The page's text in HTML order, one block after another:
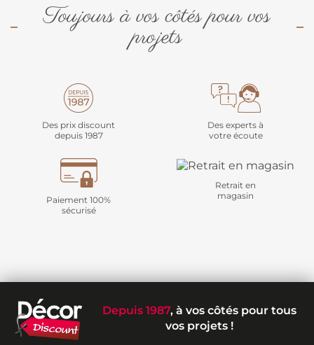
Toujours à vos côtés pour vos
projets
Des prix discount
depuis 1987
Des experts à
votre écoute
Paiement 100%
sécurisé
Retrait en
magasin
Depuis 1987, à vos côtés pour tous
vos projets !